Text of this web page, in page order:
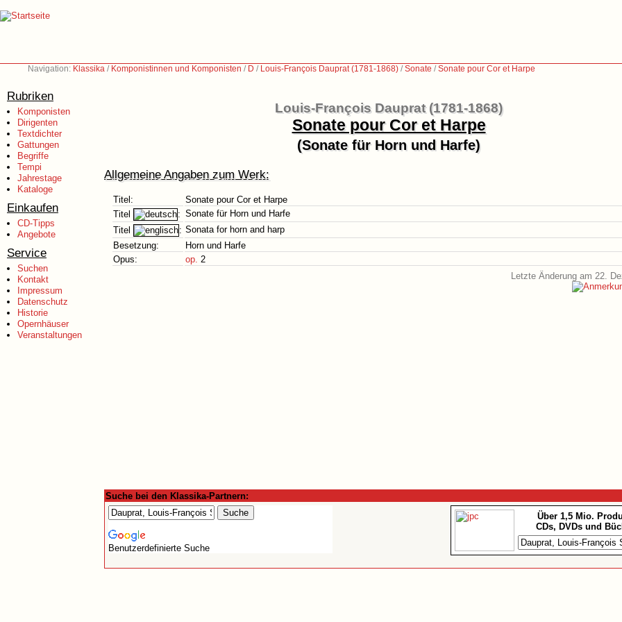
Navigation: Klassika / Komponistinnen und Komponisten / D / Louis-François Dauprat (1781-1868) /Sonate /Sonate pour Cor et Harpe
Rubriken
Komponisten
Dirigenten
Textdichter
Gattungen
Begriffe
Tempi
Jahrestage
Kataloge
Einkaufen
CD-Tipps
Angebote
Service
Suchen
Kontakt
Impressum
Datenschutz
Historie
Opernhäuser
Veranstaltungen
Louis-François Dauprat (1781-1868)
Sonate pour Cor et Harpe
(Sonate für Horn und Harfe)
Allgemeine Angaben zum Werk:
Titel:
Sonate pour Cor et Harpe
Titel
: Sonate für Horn und Harfe
Titel
: Sonata for horn and harp
Besetzung:
Horn und Harfe
Opus:
op. 2
Letzte Änderung am 22.
Suche bei den Klassika-Partnern:
Benutzerdefinierte Suche
Über 1,5 Mio.
CDs, DVDs und